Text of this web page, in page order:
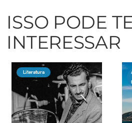
ISSO PODE
INTERESSAR
Literatura